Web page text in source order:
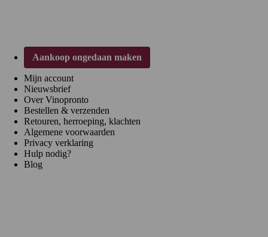
Aankoop ongedaan maken
Mijn account
Nieuwsbrief
Over Vinopronto
Bestellen & verzenden
Retouren, herroeping, klachten
Algemene voorwaarden
Privacy verklaring
Hulp nodig?
Blog